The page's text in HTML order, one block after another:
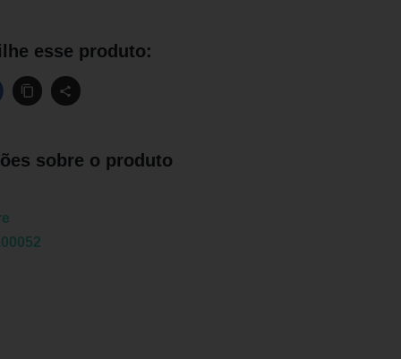
esse produto:
sobre o produto